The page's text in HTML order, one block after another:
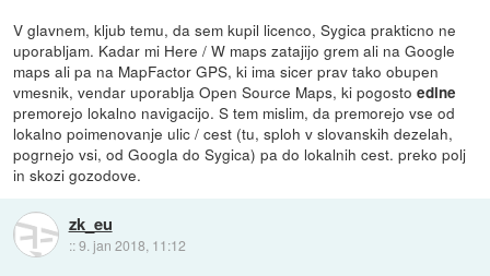
V glavnem, kljub temu, da sem kupil licenco, Sygica prakticno ne
uporabljam. Kadar mi Here / W maps zatajijo grem ali na Google
maps ali pa na MapFactor GPS, ki ima sicer prav tako obupen
vmesnik, vendar uporablja Open Source Maps, ki pogostoedine
premorejo lokalno navigacijo. S tem mislim, da premorejo vse od
lokalno poimenovanje ulic / cest (tu, sploh v slovanskih dezelah,
pogrnejo vsi, od Googla do Sygica) pa do lokalnih cest. preko polj
in skozi gozodove.
zk_eu
::9. jan 2018, 11:12